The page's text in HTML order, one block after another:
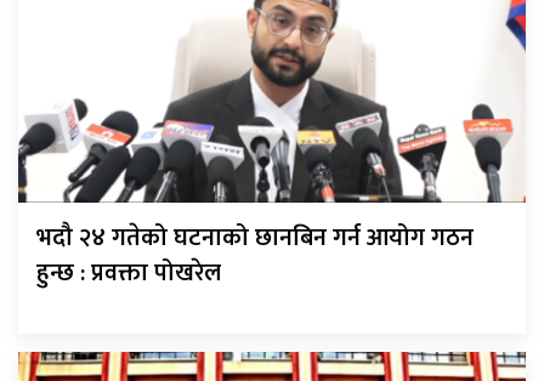
भदौ २४ गतेको घटनाको छानबिन गर्न आयोग गठन
हुन्छ : प्रवक्ता पोखरेल